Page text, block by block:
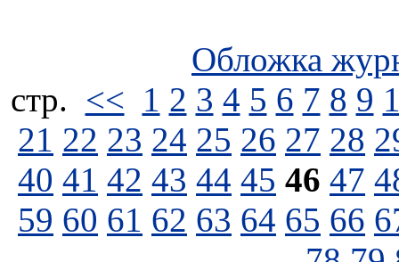
Обложка
стp. << 1 2 3 4 5 6 7 8 9
21 22 23 24 25 26 27 28
40 41 42 43 44 45 46 47
59 60 61 62 63 64 65 66